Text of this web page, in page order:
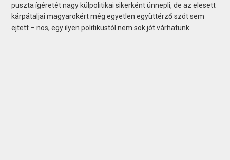
puszta ígéretét nagy külpolitikai sikerként ünnepli, de az elesett
kárpátaljai magyarokért még egyetlen együttérző szót sem
ejtett – nos, egy ilyen politikustól nem sok jót várhatunk.